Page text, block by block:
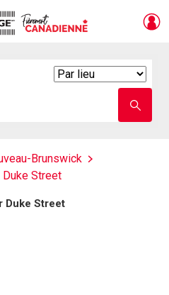
nom
Brunswick
Duke Street
Duke Street